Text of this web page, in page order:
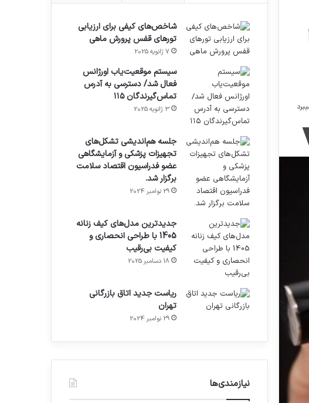
شاخص‌های کیفی برای ارزیابی
تورهای قفس پرورش ماهی
7 ژانویه 2025
سیستم موقعیت‌یاب اورژانس
فعال شد/ دسترسی به آدرس
تماس‌گیرندگان ۱۱۵
3 ژانویه 2025
جلسه هم‌اندیشی تشکل‌های
تجهیزات پزشکی و آزمایشگاهی
عضو فدراسیون اقتصاد سلامت
برگزار شد.
29 نوامبر 2024
جدیدترین مدل‌های کیف زنانه
1405 با طراحی انحصاری و
کیفیت بی‌رقیب
18 دسامبر 2025
ریاست جدید اتاق بازرگانی
تهران
29 نوامبر 2024
نیازمندی‌ها